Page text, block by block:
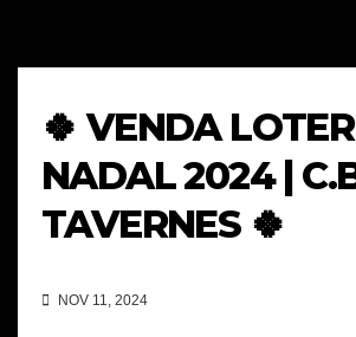
🍀 VENDA
NADAL 2024 |
TAVERNES 🍀
NOV 11, 2024